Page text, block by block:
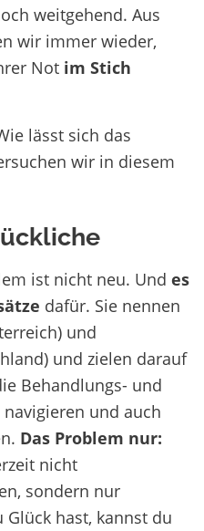
weitgehend. Aus
wir immer wieder,
Not im Stich
lässt sich das
wir in diesem
ist nicht neu. Und es
dafür. Sie nennen
und
und zielen darauf
Behandlungs- und
und auch
Das Problem nur:
nicht
sondern nur
hast, kannst du